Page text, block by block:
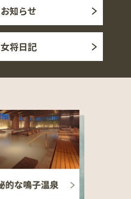
お知らせ
女将日記